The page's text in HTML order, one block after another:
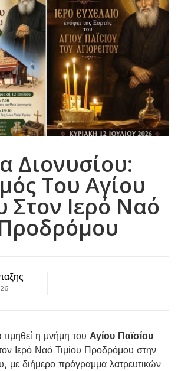
Διονυσίου:
Του Αγίου
Στον Ιερό Ναό
η μνήμη του Αγίου Παϊσίου
Ιερό Ναό Τιμίου Προδρόμου στην
με διήμερο πρόγραμμα λατρευτικών